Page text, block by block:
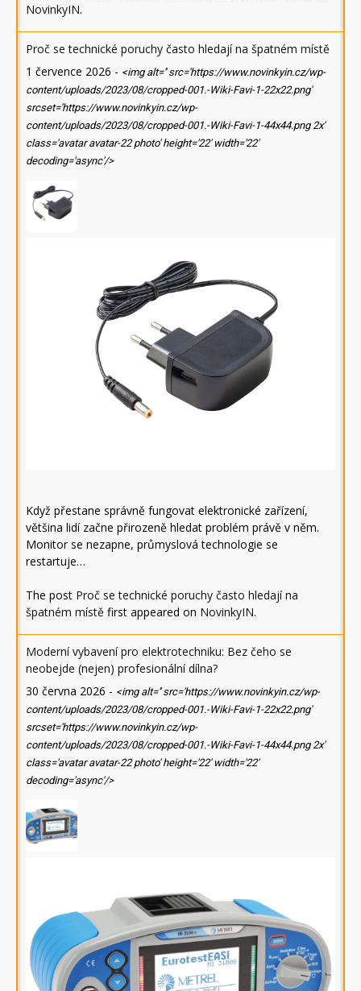
NovinkyIN.
Proč se technické poruchy často hledají na špatném místě
1 července 2026 - <img alt='' src='https://www.novinkyin.cz/wp-
content/uploads/2023/08/cropped-001.-Wiki-Favi-1-22x22.png'
srcset='https://www.novinkyin.cz/wp-
content/uploads/2023/08/cropped-001.-Wiki-Favi-1-44x44.png 2x'
class='avatar avatar-22 photo' height='22' width='22'
decoding='async'/>
Když přestane správně fungovat elektronické zařízení,
většina lidí začne přirozeně hledat problém právě v něm.
Monitor se nezapne, průmyslová technologie se
restartuje…
The post Proč se technické poruchy často hledají na
špatném místě first appeared on NovinkyIN.
Moderní vybavení pro elektrotechniku: Bez čeho se
neobejde (nejen) profesionální dílna?
30 června 2026 - <img alt='' src='https://www.novinkyin.cz/wp-
content/uploads/2023/08/cropped-001.-Wiki-Favi-1-22x22.png'
srcset='https://www.novinkyin.cz/wp-
content/uploads/2023/08/cropped-001.-Wiki-Favi-1-44x44.png 2x'
class='avatar avatar-22 photo' height='22' width='22'
decoding='async'/>